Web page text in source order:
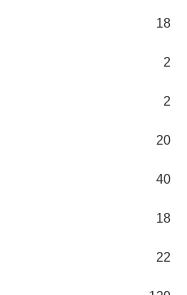
18
2
2
20
40
18
22